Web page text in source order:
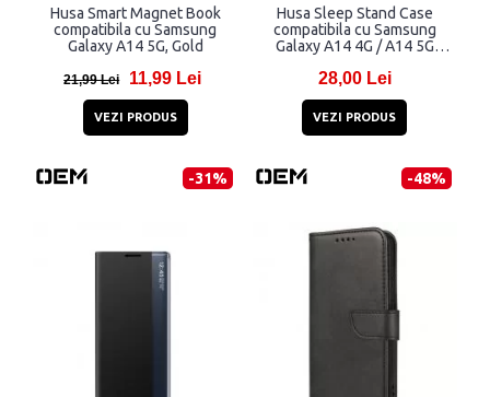
Husa Smart Magnet Book
compatibila cu Samsung
Galaxy A14 5G, Gold
21,99 Lei 11,99 Lei
VEZI PRODUS
Husa Sleep Stand Case
compatibila cu Samsung
Galaxy A14 4G / A14 5G
28,00 Lei
VEZI PRODUS
-31% -48%